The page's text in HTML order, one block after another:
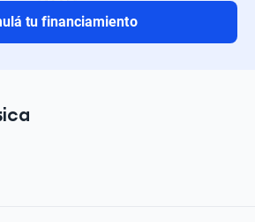
tu financiamiento